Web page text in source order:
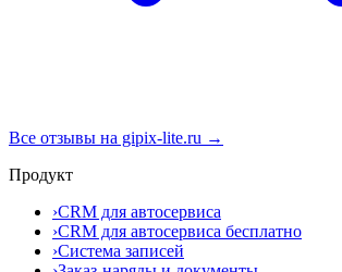
Все отзывы на gipix-lite.ru →
Продукт
›CRM для автосервиса
›CRM для автосервиса бесплатно
›Система записей